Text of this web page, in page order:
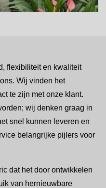
flexibiliteit en kwaliteit
Wij vinden het
te zijn met onze klant.
wij denken graag in
snel kunnen leveren en
belangrijke pijlers voor
dat het door ontwikkelen
van hernieuwbare